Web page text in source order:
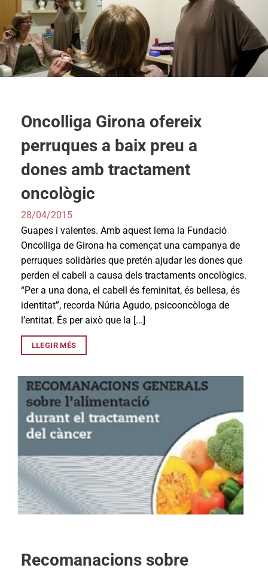
Oncolliga Girona ofereix
perruques a baix preu a
dones amb tractament
oncològic
28/04/2015
Guapes i valentes. Amb aquest lema la Fundació
Oncolliga de Girona ha començat una campanya de
perruques solidàries que pretén ajudar les dones que
perden el cabell a causa dels tractaments oncològics.
“Per a una dona, el cabell és feminitat, és bellesa, és
identitat”, recorda Núria Agudo, psicooncòloga de
l’entitat. És per això que la [...]
LLEGIR MÉS
Recomanacions sobre